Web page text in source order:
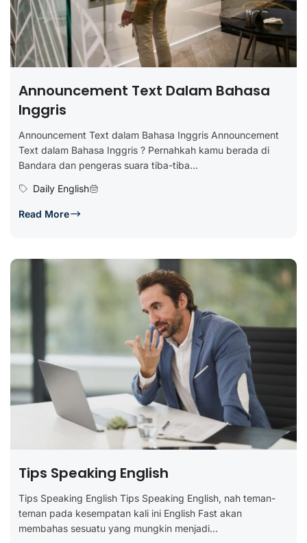
Announcement Text Dalam Bahasa
Inggris
Announcement Text dalam Bahasa Inggris Announcement
Text dalam Bahasa Inggris ? Pernahkah kamu berada di
Bandara dan pengeras suara tiba-tiba...
Daily English
Read More
Tips Speaking English
Tips Speaking English Tips Speaking English, nah teman-
teman pada kesempatan kali ini English Fast akan
membahas sesuatu yang mungkin menjadi...